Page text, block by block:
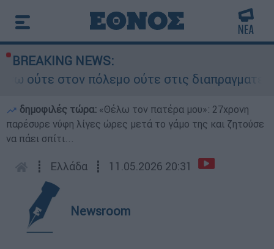
BREAKING NEWS:
στον πόλεμο ούτε στις
δημοφιλές τώρα: «Θέλω τον πατέρα μου»: 27χρονη
παρέσυρε νύφη λίγες ώρες μετά το γάμο της και ζητούσε
να πάει σπίτι...
┋ Ελλάδα ┋ 11.05.2026 20:31
Newsroom